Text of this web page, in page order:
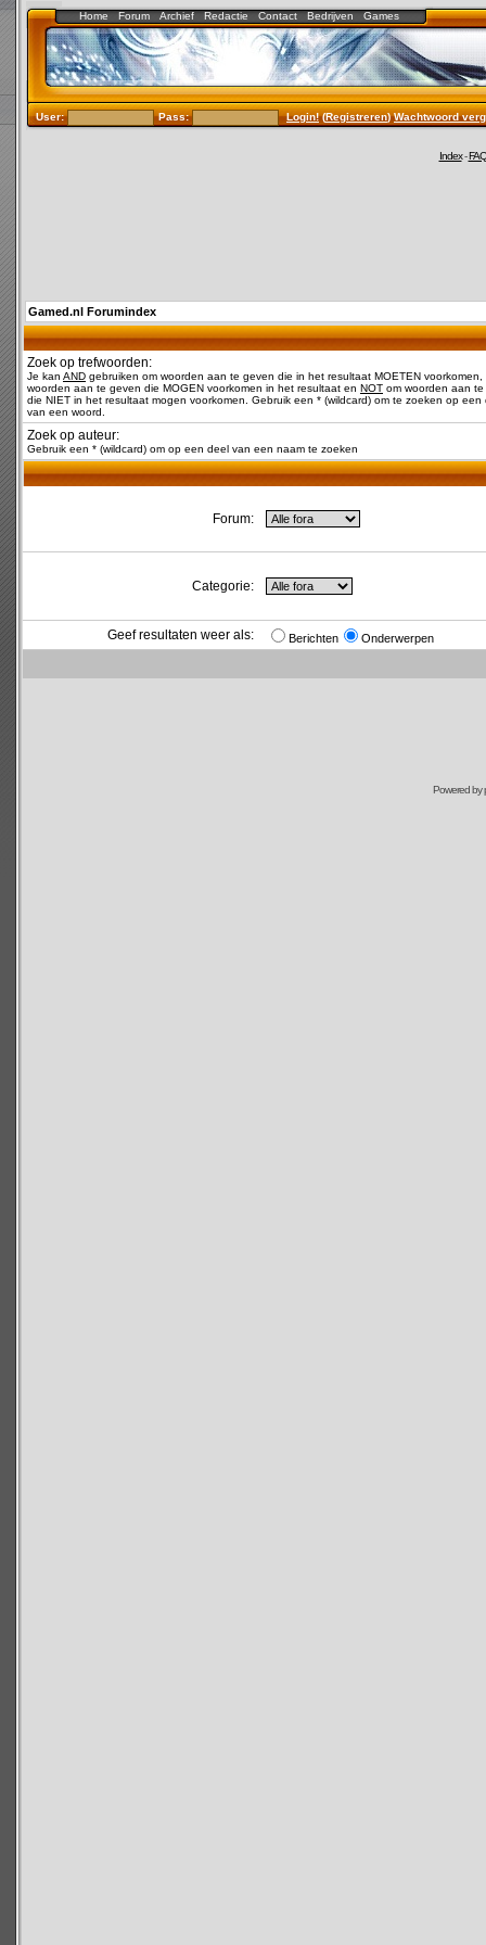
Home Forum Archief Redactie Contact Bedrijven Games
User: Pass: Login!(Registreren)Wachtwoord
Index-FAQ
Gamed.nl Forumindex
Zoek op trefwoorden:
Je kan AND gebruiken om woorden aan te geven die in het resultaat MOETEN voorkomen,
woorden aan te geven die MOGEN voorkomen in het resultaat en NOT om woorden aan
die NIET in het resultaat mogen voorkomen. Gebruik een * (wildcard) om te zoeken op een
van een woord.
Zoek op auteur:
Gebruik een * (wildcard) om op een deel van een naam te zoeken
Forum:
Categorie:
Geef resultaten weer als: Berichten Onderwerpen
Powered by